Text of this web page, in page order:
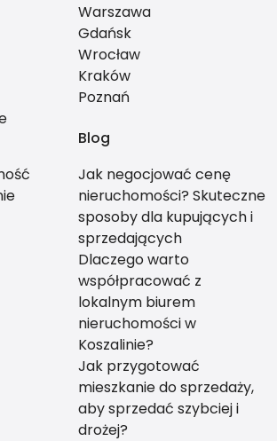
Warszawa
Gdańsk
Wrocław
Kraków
Poznań
Blog
Jak negocjować cenę
nieruchomości? Skuteczne
sposoby dla kupujących i
sprzedających
Dlaczego warto
współpracować z
lokalnym biurem
nieruchomości w
Koszalinie?
Jak przygotować
mieszkanie do sprzedaży,
aby sprzedać szybciej i
drożej?